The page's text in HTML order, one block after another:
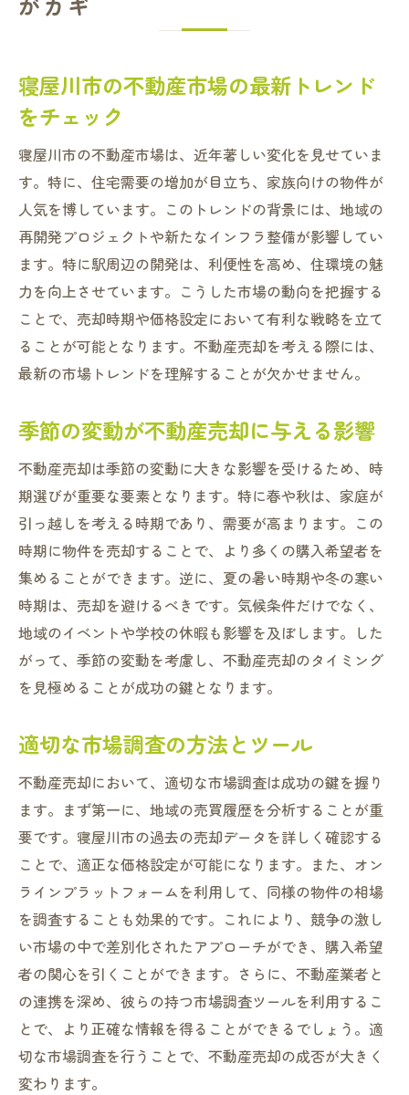
将来の市場予測と売却タイミングの見極め
寝屋川市での不動産売却トラブルを避けるため
の最初のステップ
売却前に必要な法的確認ポイント
売却時に必要な書類の整備と注意点
売主としての権利と義務を理解する
不動産業者との契約前に確認すべき事項
信頼できるアドバイザーを見つける方法
トラブルを未然に防ぐための事前準備
寝屋川市の不動産市場動向を把握して適正価格
を設定する方法
価格評価の基本と注意点
専門家による査定サービスの活用方法
価格交渉で押さえるべきポイント
値下げ交渉に備えるための準備
長期的な市場動向を踏まえた価格設定
信頼できる不動産業者を選ぶためのポイントを
徹底解説
不動産業者選びの基本基準
評判と実績を確認する方法
契約内容と手数料の透明性をチェック
複数の業者を比較検討するメリット
初めての相談時に確認すべき質問
寝屋川市での不動産売却成功のために必要な事
前準備とは
物件の魅力を最大限に引き出す方法
ハウスクリーニングの重要性とポイント
内覧会の準備と成功させるコツ
必要な修繕箇所のチェックと対応
プロのカメラマンによる写真撮影の効果
売却活動開始前のマーケティング戦略
不動産売却時に起こりやすいトラブルとその回
避方法
寝屋川市の不動産市場の最新トレンド
をチェック
寝屋川市の不動産市場は、近年著しい変化を見せていま
す。特に、住宅需要の増加が目立ち、家族向けの物件が
人気を博しています。このトレンドの背景には、地域の
再開発プロジェクトや新たなインフラ整備が影響してい
ます。特に駅周辺の開発は、利便性を高め、住環境の魅
力を向上させています。こうした市場の動向を把握する
ことで、売却時期や価格設定において有利な戦略を立て
ることが可能となります。不動産売却を考える際には、
最新の市場トレンドを理解することが欠かせません。
季節の変動が不動産売却に与える影響
不動産売却は季節の変動に大きな影響を受けるため、時
期選びが重要な要素となります。特に春や秋は、家庭が
引っ越しを考える時期であり、需要が高まります。この
時期に物件を売却することで、より多くの購入希望者を
集めることができます。逆に、夏の暑い時期や冬の寒い
時期は、売却を避けるべきです。気候条件だけでなく、
地域のイベントや学校の休暇も影響を及ぼします。した
がって、季節の変動を考慮し、不動産売却のタイミング
を見極めることが成功の鍵となります。
適切な市場調査の方法とツール
不動産売却において、適切な市場調査は成功の鍵を握り
ます。まず第一に、地域の売買履歴を分析することが重
要です。寝屋川市の過去の売却データを詳しく確認する
ことで、適正な価格設定が可能になります。また、オン
ラインプラットフォームを利用して、同様の物件の相場
を調査することも効果的です。これにより、競争の激し
い市場の中で差別化されたアプローチができ、購入希望
者の関心を引くことができます。さらに、不動産業者と
の連携を深め、彼らの持つ市場調査ツールを利用するこ
とで、より正確な情報を得ることができるでしょう。適
切な市場調査を行うことで、不動産売却の成否が大きく
変わります。